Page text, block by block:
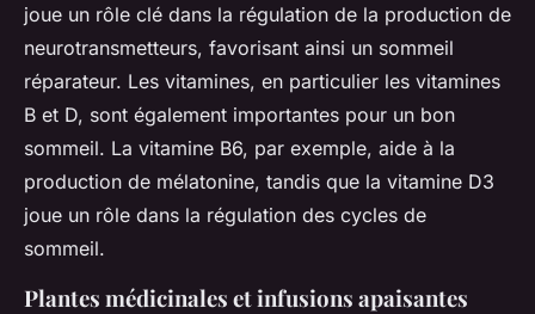
joue un rôle clé dans la régulation de la production de
neurotransmetteurs, favorisant ainsi un sommeil
réparateur. Les vitamines, en particulier les vitamines
B et D, sont également importantes pour un bon
sommeil. La vitamine B6, par exemple, aide à la
production de mélatonine, tandis que la vitamine D3
joue un rôle dans la régulation des cycles de
sommeil.
Plantes médicinales et infusions apaisantes